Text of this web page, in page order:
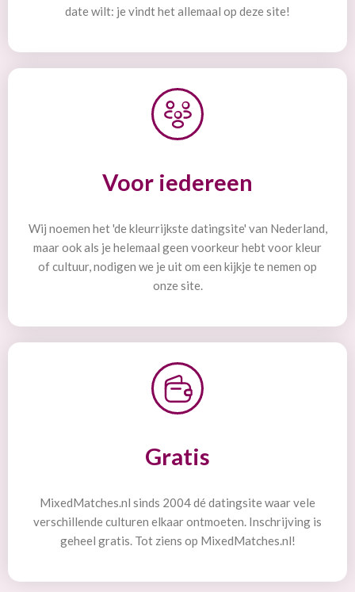
date wilt: je vindt het allemaal op deze site!
Voor iedereen
Wij noemen het 'de kleurrijkste datingsite' van Nederland,
maar ook als je helemaal geen voorkeur hebt voor kleur
of cultuur, nodigen we je uit om een kijkje te nemen op
onze site.
Gratis
MixedMatches.nl sinds 2004 dé datingsite waar vele
verschillende culturen elkaar ontmoeten. Inschrijving is
geheel gratis. Tot ziens op MixedMatches.nl!